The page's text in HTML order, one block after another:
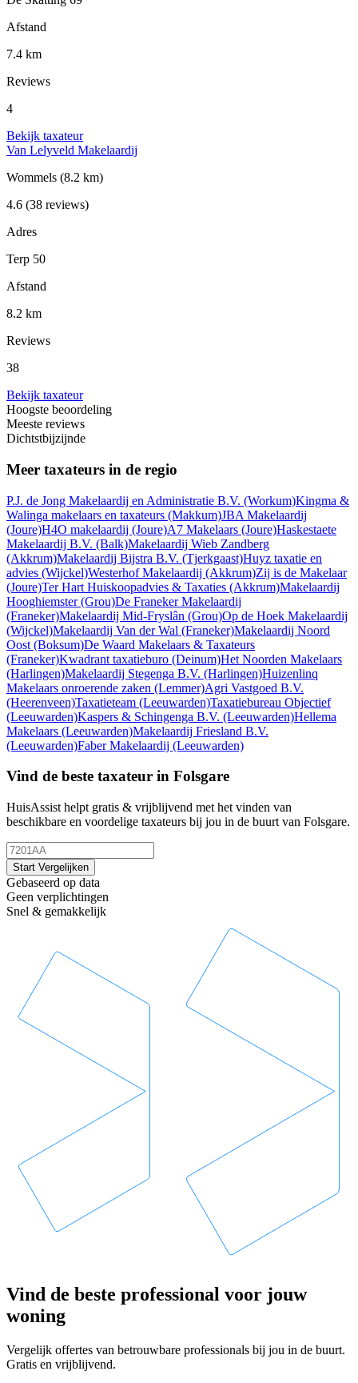
Afstand
7.4 km
Reviews
4
Bekijk taxateur
Van Lelyveld Makelaardij
Wommels (8.2 km)
4.6 (38 reviews)
Adres
Terp 50
Afstand
8.2 km
Reviews
38
Bekijk taxateur
Hoogste beoordeling
Meeste reviews
Dichtstbijzijnde
Meer taxateurs in de regio
P.J. de Jong Makelaardij en Administratie B.V. (Workum)Kingma &
Walinga makelaars en taxateurs (Makkum)JBA Makelaardij
(Joure)H4O makelaardij (Joure)A7 Makelaars (Joure)Haskestaete
Makelaardij B.V. (Balk)Makelaardij Wieb Zandberg
(Akkrum)Makelaardij Bijstra B.V. (Tjerkgaast)Huyz taxatie en
advies (Wijckel)Westerhof Makelaardij (Akkrum)Zij is de Makelaar
(Joure)Ter Hart Huiskoopadvies & Taxaties (Akkrum)Makelaardij
Hooghiemster(Grou)De Franeker Makelaardij
(Franeker)Makelaardij Mid-Fryslân (Grou)Op de Hoek Makelaardij
(Wijckel)Makelaardij Van der Wal (Franeker)Makelaardij Noord
Oost (Boksum)De Waard Makelaars & Taxateurs
(Franeker)Kwadrant taxatieburo (Deinum)Het Noorden Makelaars
(Harlingen)Makelaardij Stegenga B.V. (Harlingen)Huizenlinq
Makelaars onroerende zaken (Lemmer)Agri Vastgoed B.V.
(Heerenveen)Taxatieteam (Leeuwarden)Taxatiebureau Objectief
(Leeuwarden)Kaspers & Schingenga B.V. (Leeuwarden)Hellema
Makelaars (Leeuwarden)Makelaardij Friesland B.V.
(Leeuwarden)Faber Makelaardij (Leeuwarden)
Vind de beste taxateur in Folsgare
HuisAssist helpt gratis & vrijblijvend met het vinden van
beschikbare en voordelige taxateurs bij jou in de buurt van Folsgare.
Start Vergelijken
Gebaseerd op data
Geen verplichtingen
Snel & gemakkelijk
Vind de beste professional voor jouw
woning
Vergelijk offertes van betrouwbare professionals bij jou in de buurt.
Gratis en vrijblijvend.